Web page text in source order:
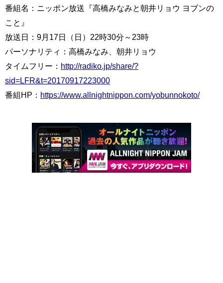
番組名：ニッポン放送『高橋みなみと朝井リョウ ヨブンの
こと』
放送日：9月17日（日）22時30分～23時
パーソナリティ：高橋みなみ、朝井リョウ
タイムフリー： http://radiko.jp/share/?
sid=LFR&t=20170917223000
番組HP： https://www.allnightnippon.com/yobunnokoto/